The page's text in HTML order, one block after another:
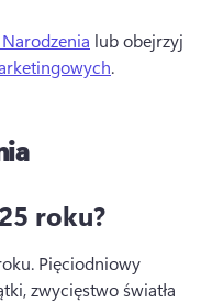
lub obejrzyj
.
roku?
Pięciodniowy
zwycięstwo światła